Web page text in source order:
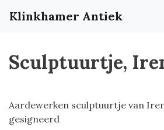
Klinkhamer Antiek
Sculptuurtje,
Aardewerken sculptuurtje van
gesigneerd